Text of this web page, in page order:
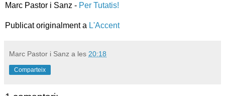
Marc Pastor i Sanz - Per Tutatis!
Publicat originalment a L'Accent
Marc Pastor i Sanz a les 20:18
Comparteix